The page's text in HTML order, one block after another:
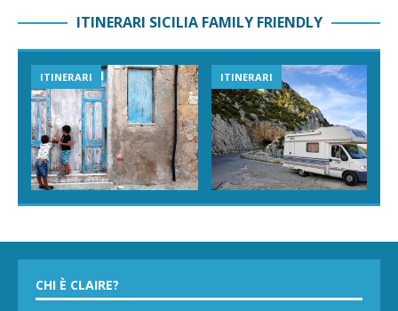
ITINERARI SICILIA FAMILY FRIENDLY
ITINERARI ITINERARI
CHI È CLAIRE?